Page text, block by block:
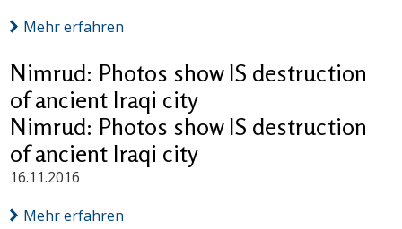
Mehr erfahren
Nimrud: Photos show IS destruction
of ancient Iraqi city
Nimrud: Photos show IS destruction
of ancient Iraqi city
16.11.2016
Mehr erfahren